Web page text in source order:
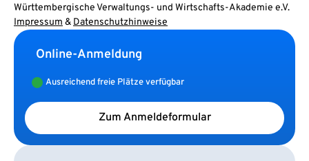
Württembergische Verwaltungs- und Wirtschafts-Akademie e.V.
Impressum & Datenschutzhinweise
Online-Anmeldung
Ausreichend freie Plätze verfügbar
Zum Anmeldeformular